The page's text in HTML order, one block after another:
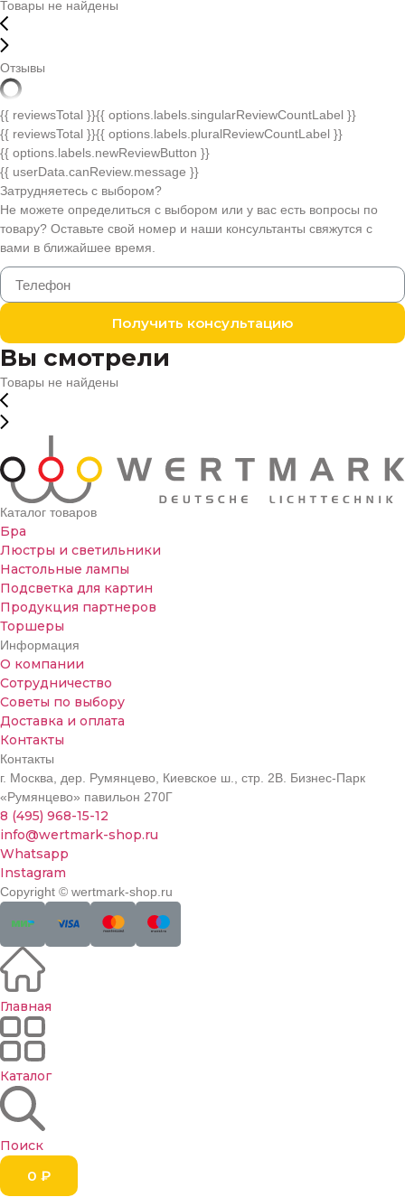
Товары не найдены
Отзывы
{{ reviewsTotal }}{{ options.labels.singularReviewCountLabel }}
{{ reviewsTotal }}{{ options.labels.pluralReviewCountLabel }}
{{ options.labels.newReviewButton }}
{{ userData.canReview.message }}
Затрудняетесь с выбором?
Не можете определиться с выбором или у вас есть вопросы по
товару? Оставьте свой номер и наши консультанты свяжутся с
вами в ближайшее время.
Получить консультацию
Вы смотрели
Товары не найдены
Каталог товаров
Бра
Люстры и светильники
Настольные лампы
Подсветка для картин
Продукция партнеров
Торшеры
Информация
О компании
Сотрудничество
Советы по выбору
Доставка и оплата
Контакты
Контакты
г. Москва, дер. Румянцево, Киевское ш., стр. 2В. Бизнес-Парк
«Румянцево» павильон 270Г
8 (495) 968-15-12
info@wertmark-shop.ru
Whatsapp
Instagram
Copyright © wertmark-shop.ru
Главная
Каталог
Поиск
0 ₽